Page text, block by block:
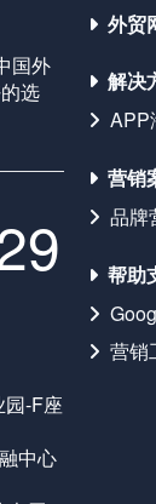
国外
选
-F座
中心
外贸
解决
APP
营销
品牌
帮助
营销